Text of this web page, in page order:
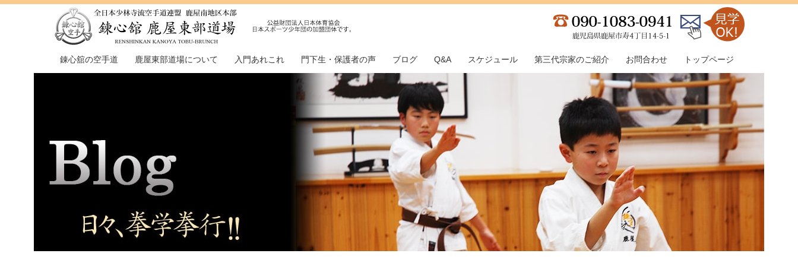
錬心舘の空手道 鹿屋東部道場について 入門あれこれ 門下生・保護者の声 ブログ Q&A スケジュール 第三代宗家のご紹介 お問合わせ トップページ